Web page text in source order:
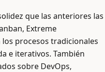
que las anteriores las
Extreme
procesos tradicionales
e iterativos. También
sobre DevOps,